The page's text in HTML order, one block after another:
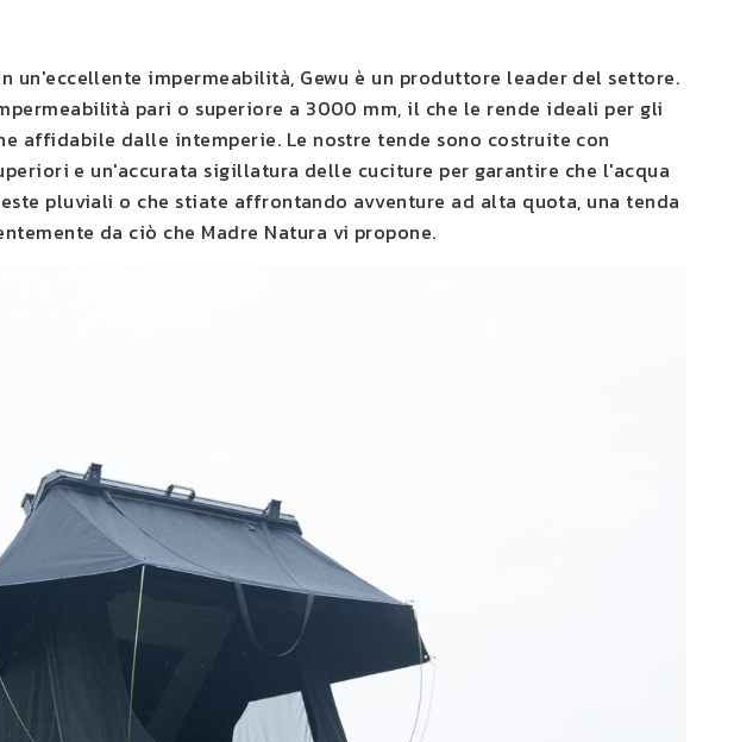
un'eccellente impermeabilità, Gewu è un produttore leader del settore.
pari o superiore a 3000 mm, il che le rende ideali per gli
affidabile dalle intemperie. Le nostre tende sono costruite con
e un'accurata sigillatura delle cuciture per garantire che l'acqua
pluviali o che stiate affrontando avventure ad alta quota, una tenda
da ciò che Madre Natura vi propone.